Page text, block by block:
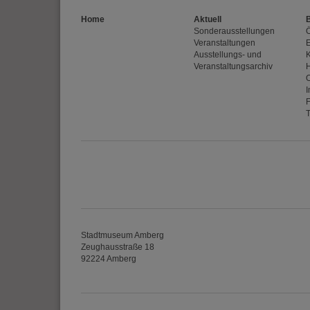
YouTube /
Videos werden
Website speichert,
Optional sind
Home
Aktuell
Sonderausstellungen
Veranstaltungen
Ausstellungs- und
Veranstaltungsarchiv
Stadtmuseum Amberg
Zeughausstraße 18
92224 Amberg